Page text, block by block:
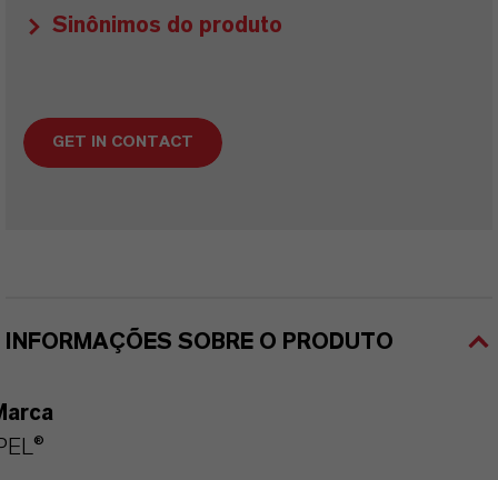
Sinônimos do produto
GET IN CONTACT
INFORMAÇÕES SOBRE O PRODUTO